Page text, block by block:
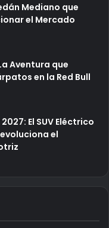
Mediano que
el Mercado
Aventura que
en la Red Bull
El SUV Eléctrico
el